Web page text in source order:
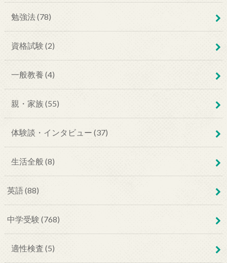
勉強法 (78)
資格試験 (2)
一般教養 (4)
親・家族 (55)
体験談・インタビュー (37)
生活全般 (8)
英語 (88)
中学受験 (768)
適性検査 (5)